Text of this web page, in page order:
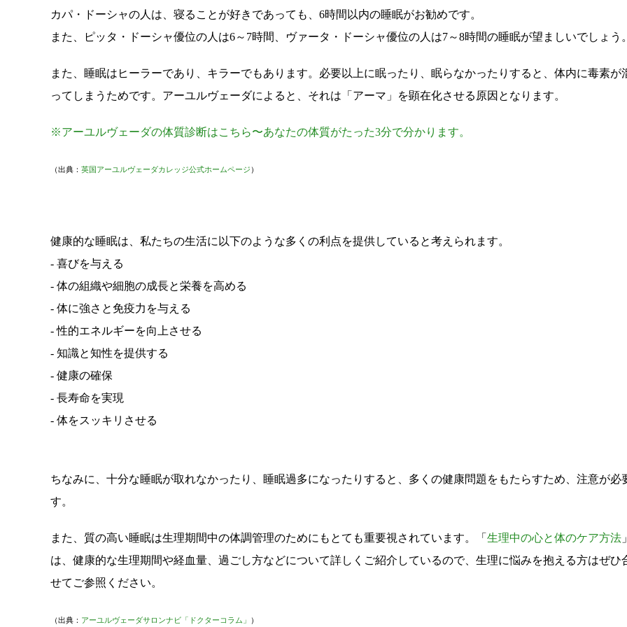
カパ・ドーシャの人は、寝ることが好きであっても、6時間以内の睡眠がお勧めです。
また、ピッタ・ドーシャ優位の人は6～7時間、ヴァータ・ドーシャ優位の人は7～8時間の睡眠が望ましいでしょう
また、睡眠はヒーラーであり、キラーでもあります。必要以上に眠ったり、眠らなかったりすると、体内に毒素が
ってしまうためです。アーユルヴェーダによると、それは「アーマ」を顕在化させる原因となります。
※アーユルヴェーダの体質診断はこちら〜あなたの体質がたった3分で分かります。
（出典： 英国アーユルヴェーダカレッジ公式ホームページ）
健康的な睡眠は、私たちの生活に以下のような多くの利点を提供していると考えられます。
- 喜びを与える
- 体の組織や細胞の成長と栄養を高める
- 体に強さと免疫力を与える
- 性的エネルギーを向上させる
- 知識と知性を提供する
- 健康の確保
- 長寿命を実現
- 体をスッキリさせる
ちなみに、十分な睡眠が取れなかったり、睡眠過多になったりすると、多くの健康問題をもたらすため、注意が必
す。
また、質の高い睡眠は生理期間中の体調管理のためにもとても重要視されています。「 生理中の心と体のケア方法
は、健康的な生理期間や経血量、過ごし方などについて詳しくご紹介しているので、生理に悩みを抱える方はぜひ
せてご参照ください。
（出典： アーユルヴェーダサロンナビ「ドクターコラム」 ）